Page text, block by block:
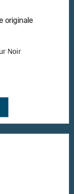
originale
Noir